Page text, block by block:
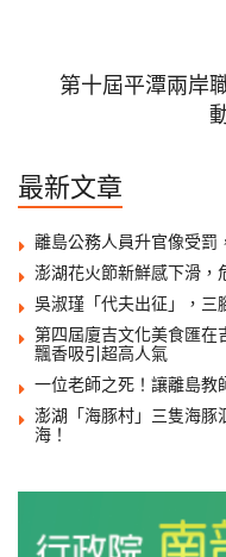
第十屆平潭兩岸
最新文章
離島公務人員升官像受罰
澎湖花火節新鮮感下滑，
吳淑瑾「代夫出征」，三
第四屆廈吉文化美食匯在
飄香吸引超高人氣
一位老師之死！讓離島教
澎湖「海豚村」三隻海豚
海！